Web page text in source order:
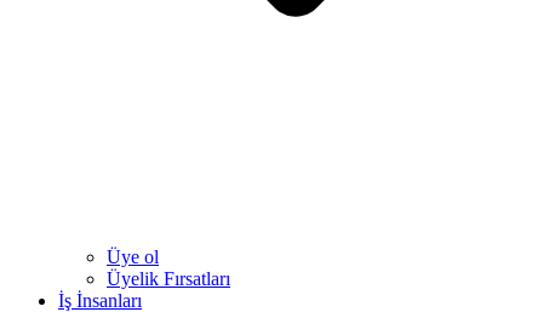
Üye ol
Üyelik Fırsatları
İş İnsanları